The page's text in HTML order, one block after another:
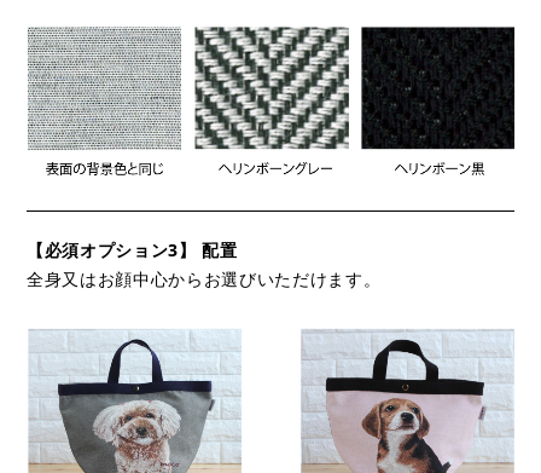
【必須オプション3】 配置
全身又はお顔中心からお選びいただけます。